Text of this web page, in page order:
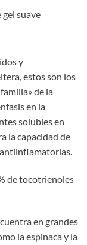
suave
y
estos son los
de la
en la
solubles en
la capacidad de
de tocotrienoles
en grandes
la espinaca y la